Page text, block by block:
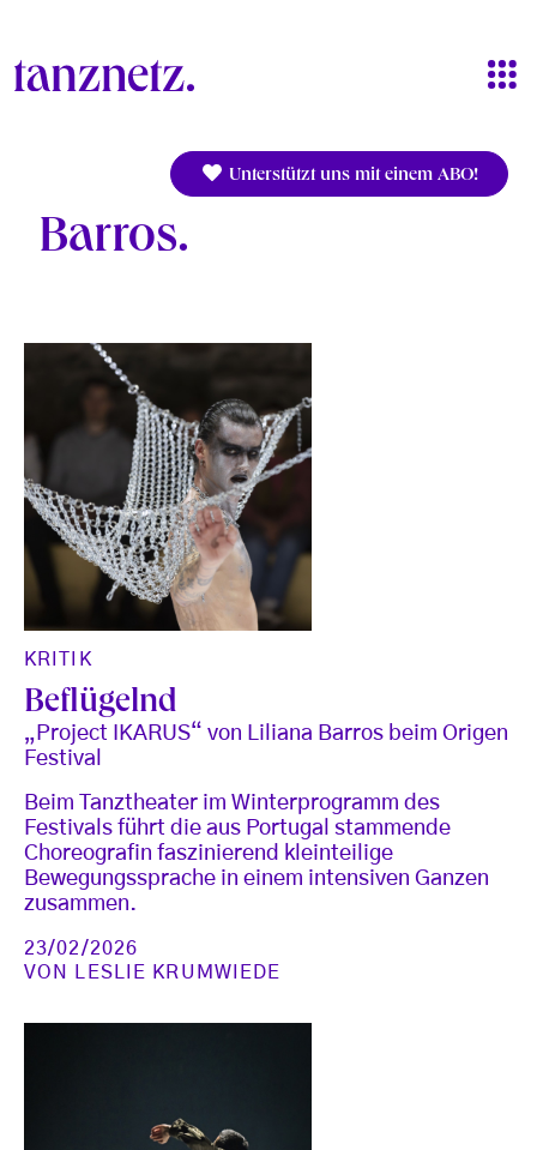
Unterstützt uns mit einem ABO!
Barros
KRITIK
Beflügelnd
„Project IKARUS“ von Liliana Barros beim Origen
Festival
Beim Tanztheater im Winterprogramm des
Festivals führt die aus Portugal stammende
Choreografin faszinierend kleinteilige
Bewegungssprache in einem intensiven Ganzen
zusammen.
23/02/2026
VON
LESLIE KRUMWIEDE